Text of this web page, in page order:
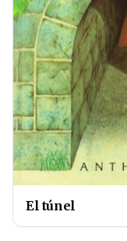
El túnel